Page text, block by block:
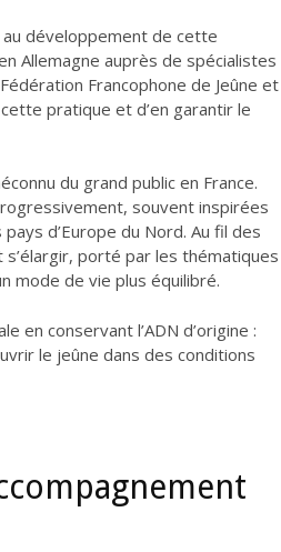
développement de cette
Allemagne auprès de spécialistes
Francophone de Jeûne et
pratique et d’en garantir le
du grand public en France.
souvent inspirées
d’Europe du Nord. Au fil des
porté par les thématiques
mode de vie plus équilibré.
en conservant l’ADN d’origine :
le jeûne dans des conditions